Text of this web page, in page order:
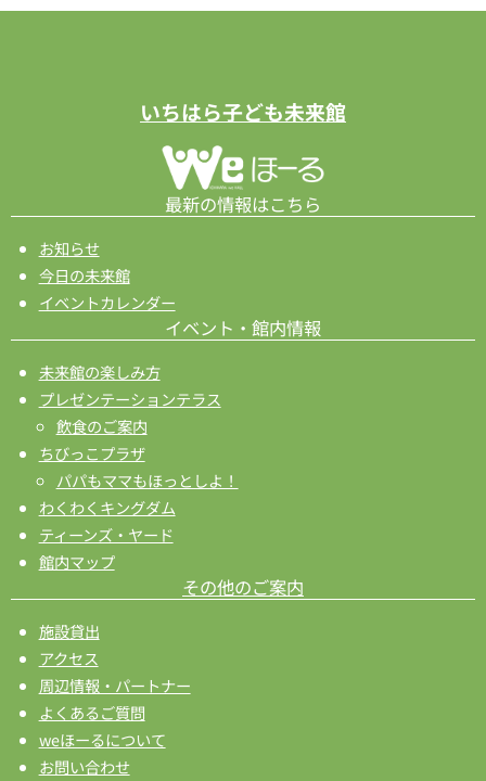
ナ
いちはら子ども未来館
最新の情報はこちら
お知らせ
今日の未来館
イベントカレンダー
イベント・館内情報
未来館の楽しみ方
プレゼンテーションテラス
飲食のご案内
ちびっこプラザ
パパもママもほっとしよ！
わくわくキングダム
ティーンズ・ヤード
館内マップ
その他のご案内
施設貸出
アクセス
周辺情報・パートナー
よくあるご質問
weほーるについて
お問い合わせ